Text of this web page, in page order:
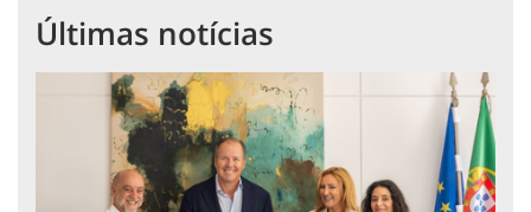
Últimas notícias